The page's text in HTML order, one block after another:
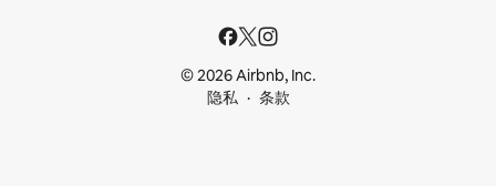
© 2026 Airbnb, Inc.
隐私
条款